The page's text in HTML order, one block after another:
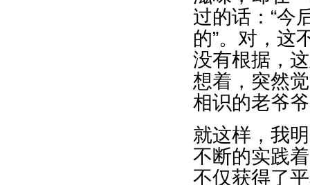
过的话：“今
的”。对，这
没有根据，
想着，突然
相识的老爷
就这样，我
不断的实践
不仅获得了